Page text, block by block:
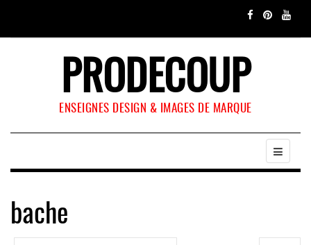
PRODECOUP
ENSEIGNES DESIGN & IMAGES DE MARQUE
bache